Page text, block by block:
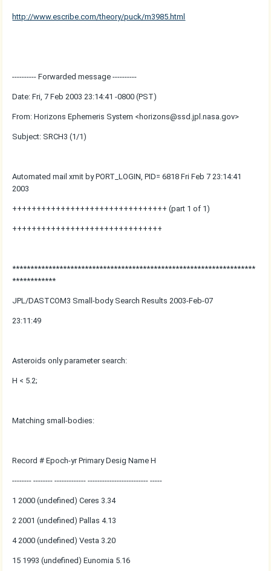
http://www.escribe.com/theory/puck/m3985.html
---------- Forwarded message ----------
Date: Fri, 7 Feb 2003 23:14:41 -0800 (PST)
From: Horizons Ephemeris System <horizons@ssd.jpl.nasa.gov>
Subject: SRCH3 (1/1)
Automated mail xmit by PORT_LOGIN, PID= 6818 Fri Feb 7 23:14:41
2003
++++++++++++++++++++++++++++++++ (part 1 of 1)
+++++++++++++++++++++++++++++++
*******************************************************************
************
JPL/DASTCOM3 Small-body Search Results 2003-Feb-07
23:11:49
Asteroids only parameter search:
H < 5.2;
Matching small-bodies:
Record # Epoch-yr Primary Desig Name H
-------- -------- ------------- ------------------------- -----
1 2000 (undefined) Ceres 3.34
2 2001 (undefined) Pallas 4.13
4 2000 (undefined) Vesta 3.20
15 1993 (undefined) Eunomia 5.16